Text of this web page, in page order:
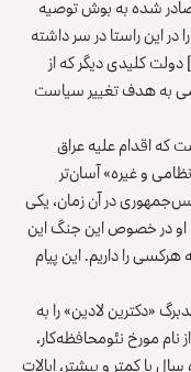
در یادداشتی که در 30 سپتامبر 2001 صادر شده به بوش توصیه
این راستا در سر داشته
کلیدی دیگر که از
به هدف تغییر سیاست
نوشت که اقدام علیه عراق
و غیره» آسان‌تر
در آن زمان، یکی
در خصوص این جنگ این
را داریم. این پیام
جونا گلدبرگ «دکترین لادین» را به
مورخ نئومحافظه‌کار،
یا کمتر و بیشتر، ایالات